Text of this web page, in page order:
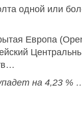
одной или
Европа
на 4,23 %